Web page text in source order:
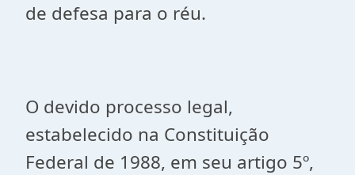
de defesa para o réu.
O devido processo legal,
estabelecido na Constituição
Federal de 1988, em seu artigo 5º,